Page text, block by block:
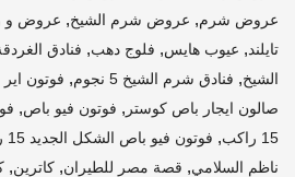
عروض شرم, عروض شرم الشيخ, عروض و
تايلند, عيوب هايس, فلوج دهب, فنادق
الشيخ, فنادق شرم الشيخ 5 نجوم , فوتون
صالون ايجار باص كوستر , فوتون فيو باص,
15 راكب
,
ناظم السلامي, قصة مصر للطيران, كاترين,